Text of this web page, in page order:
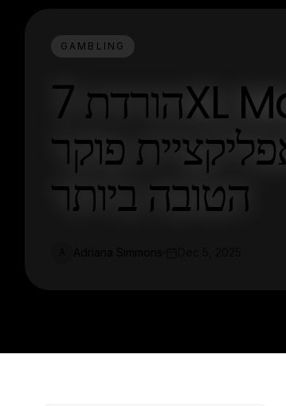
GAMBLING
הורדת 7XL Master בשנת 2025: המדריך
פוקר
הטובה ביותר